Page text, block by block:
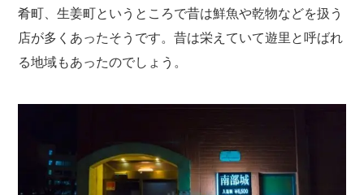
肴町、生姜町というところで昔は鮮魚や乾物などを扱う
店が多くあったそうです。昔は栄えていて遊里と呼ばれ
る地域もあったのでしょう。